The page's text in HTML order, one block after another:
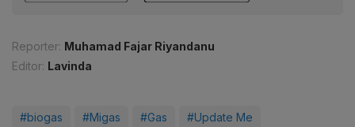
Reporter: Muhamad Fajar Riyandanu
Editor: Lavinda
#biogas #Migas #Gas #Update Me